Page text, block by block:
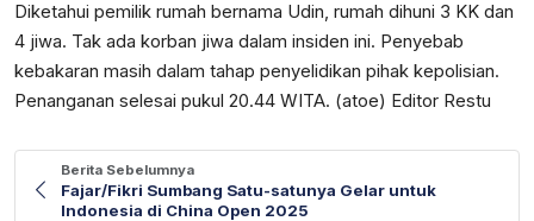
Diketahui pemilik rumah bernama Udin, rumah dihuni 3 KK dan
4 jiwa. Tak ada korban jiwa dalam insiden ini. Penyebab
kebakaran masih dalam tahap penyelidikan pihak kepolisian.
Penanganan selesai pukul 20.44 WITA. (atoe) Editor Restu
Berita Sebelumnya
Fajar/Fikri Sumbang Satu-satunya Gelar untuk
Indonesia di China Open 2025